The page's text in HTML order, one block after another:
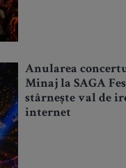
Anularea
Minaj la SAGA
stârnește val de
internet